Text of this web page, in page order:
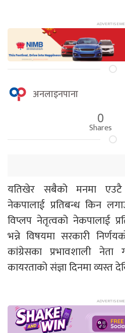
अनलाइनपाना
0
Shares
यतिखेर सबैको मनमा एउटै
नेकपालाई प्रतिबन्ध किन
विप्लप नेतृत्वको नेकपालाई
भन्ने विषयमा सरकारी
कांग्रेसका प्रभावशाली
कायरताको संज्ञा दिनमा व्यस्त